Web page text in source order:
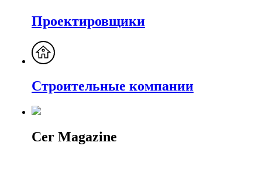
Проектировщики
Строительные компании
Cer Magazine